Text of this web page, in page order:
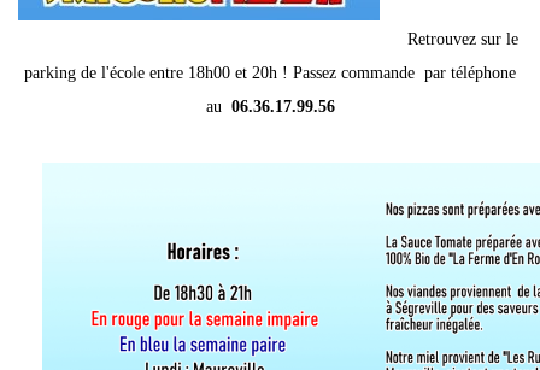
Retrouvez sur le
parking de l'école entre 18h00 et 20h ! Passez commande par téléphone
au 06.36.17.99.56